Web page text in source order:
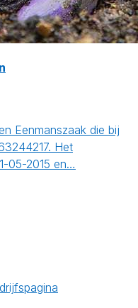
Eenmanszaak die bij
Het
05-2015 en…